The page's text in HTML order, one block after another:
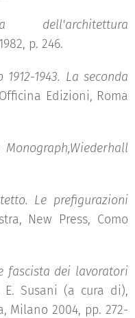
dell'architettura
p. 246.
1912-1943. La seconda
Edizioni, Roma
Le prefigurazioni
New Press, Como
fascista dei lavoratori
Susani (a cura di),
Milano 2004, pp. 272-